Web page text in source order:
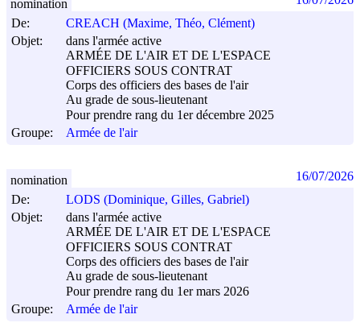
De:
CREACH (Maxime, Théo, Clément)
Objet:
dans l'armée active
ARMÉE DE L'AIR ET DE L'ESPACE
OFFICIERS SOUS CONTRAT
Corps des officiers des bases de l'air
Au grade de sous-lieutenant
Pour prendre rang du 1er décembre 2025
Groupe:
Armée de l'air
nomination
De:
LODS (Dominique, Gilles, Gabriel)
Objet:
dans l'armée active
ARMÉE DE L'AIR ET DE L'ESPACE
OFFICIERS SOUS CONTRAT
Corps des officiers des bases de l'air
Au grade de sous-lieutenant
Pour prendre rang du 1er mars 2026
Groupe:
Armée de l'air
nomination 16/07/2026